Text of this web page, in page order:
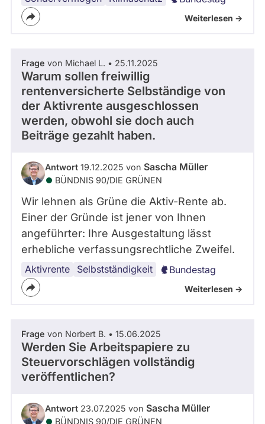
Weiterlesen ->
Frage von Michael L. • 25.11.2025
Warum sollen freiwillig
rentenversicherte Selbständige von
der Aktivrente ausgeschlossen
werden, obwohl sie doch auch
Beiträge gezahlt haben.
Antwort 19.12.2025 von Sascha Müller
BÜNDNIS 90/­DIE GRÜNEN
Wir lehnen als Grüne die Aktiv-Rente ab.
Einer der Gründe ist jener von Ihnen
angeführter: Ihre Ausgestaltung lässt
erhebliche verfassungsrechtliche Zweifel.
Aktivrente Selbstständigkeit Bundestag
Weiterlesen ->
Frage von Norbert B. • 15.06.2025
Werden Sie Arbeitspapiere zu
Steuervorschlägen vollständig
veröffentlichen?
Antwort 23.07.2025 von Sascha Müller
BÜNDNIS 90/­DIE GRÜNEN